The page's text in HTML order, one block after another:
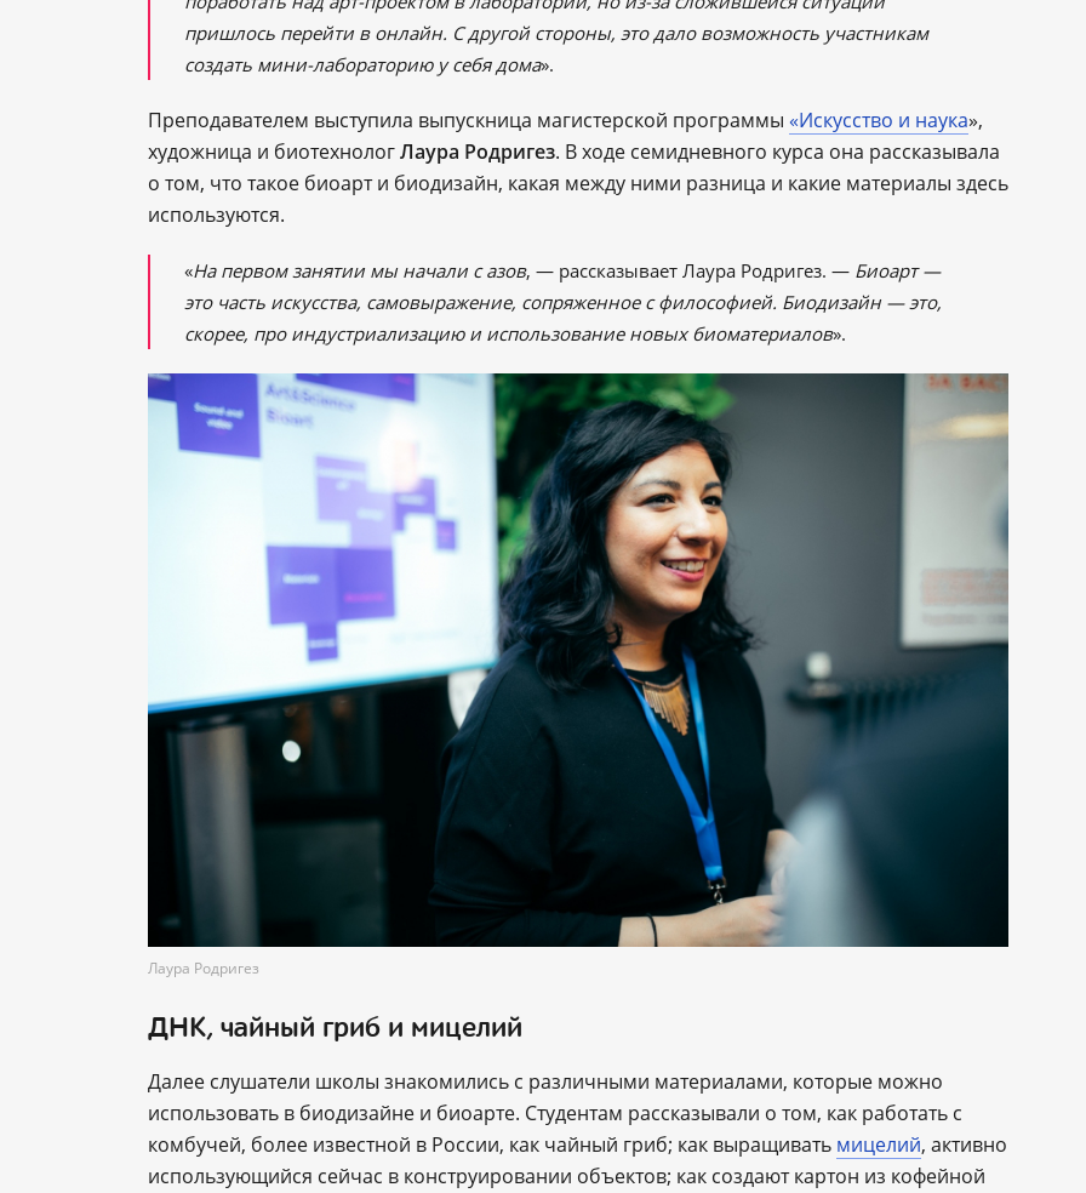
пришлось перейти в онлайн. С другой стороны, это дало возможность участникам
создать мини-лабораторию у себя дома».
Преподавателем выступила выпускница магистерской программы «Искусство и наука»,
художница и биотехнологЛаура Родригез. В ходе семидневного курса она рассказывала
о том, что такое биоарт и биодизайн, какая между ними разница и какие материалы здесь
используются.
«На первом занятии мы начали с азов, ― рассказывает Лаура Родригез. ― Биоарт ―
это часть искусства, самовыражение, сопряженное с философией. Биодизайн ― это,
скорее, про индустриализацию и использование новых биоматериалов».
Лаура Родригез
ДНК, чайный гриб и мицелий
Далее слушатели школы знакомились с различными материалами, которые можно
использовать в биодизайне и биоарте. Студентам рассказывали о том, как работать с
комбучей, более известной в России, как чайный гриб; как выращивать мицелий, активно
использующийся сейчас в конструировании объектов; как создают картон из кофейной